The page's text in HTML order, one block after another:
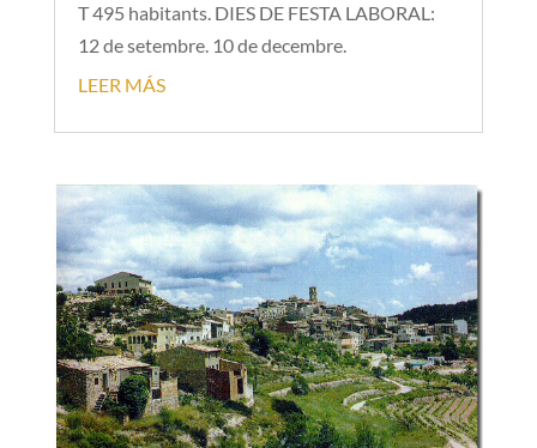
T 495 habitants. DIES DE FESTA LABORAL:
12 de setembre. 10 de decembre.
LEER MÁS